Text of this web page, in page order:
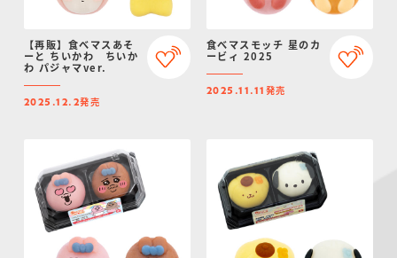
【再販】食べマスあそ
ーと ちいかわ ちいか
わ パジャマver.
2025.12.2発売
食べマスモッチ 星のカ
ービィ 2025
2025.11.11 発売